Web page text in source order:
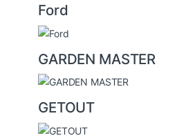
Ford
GARDEN MASTER
GETOUT